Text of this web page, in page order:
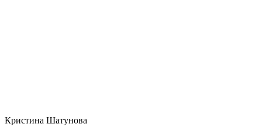
Кристина Шатунова